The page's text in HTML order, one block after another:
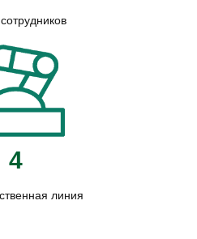
4
линия